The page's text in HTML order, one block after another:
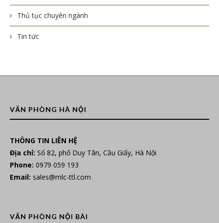
Thủ tục chuyên ngành
Tin tức
VĂN PHÒNG HÀ NỘI
THÔNG TIN LIÊN HỆ
Địa chỉ: Số 82, phố Duy Tân, Cầu Giấy, Hà Nội
Phone: 0979 059 193
Email: sales@mlc-ttl.com
VĂN PHÒNG NỘI BÀI